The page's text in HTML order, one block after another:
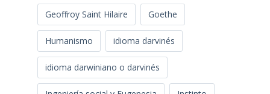
Geoffroy Saint Hilaire Goethe
Humanismo idioma darvinés
idioma darwiniano o darvinés